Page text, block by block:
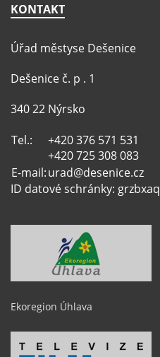
KONTAKT
Úřad městyse Dešenice
Dešenice č. p . 1
340 22 Nýrsko
Tel.:
+420 376 571 531
+420 725 308 083
E-mail:urad@desenice.cz
ID datové schránky: grzbxaq
Ekoregion Úhlava